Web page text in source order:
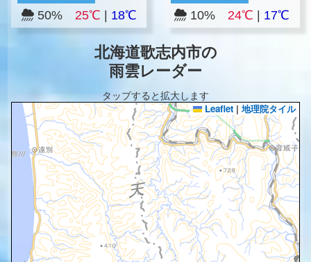
50% 25℃ 18℃ 10% 24℃ 17℃
北海道歌志内市の
雨雲レーダー
タップすると拡大します
Leaflet | 地理院タイル